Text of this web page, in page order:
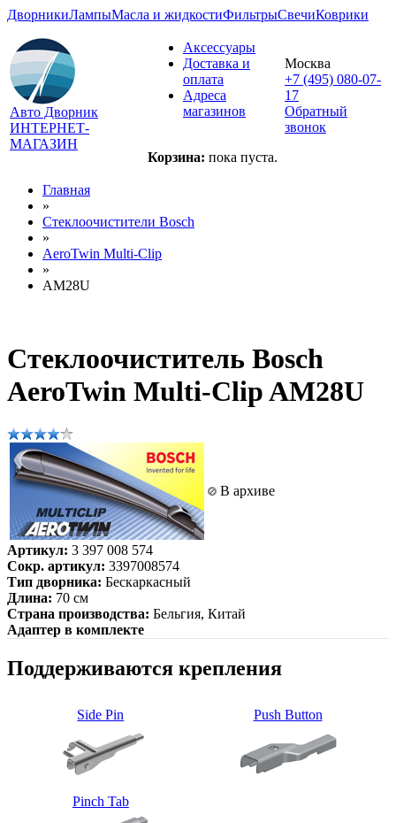
ДворникиЛампыМасла и жидкостиФильтрыСвечиКоврики
Авто Дворник
ИНТЕРНЕТ-
МАГАЗИН
Аксессуары
Доставка и
оплата
Адреса
магазинов
Корзина: пока пуста.
Москва
+7 (495) 080-07-
17
Обратный
звонок
Главная
»
Стеклоочистители Bosch
»
AeroTwin Multi-Clip
»
AM28U
Стеклоочиститель Bosch
AeroTwin Multi-Clip AM28U
В архиве
Артикул: 3 397 008 574
Сокр. артикул: 3397008574
Тип дворника: Бескаркасный
Длина: 70 см
Страна производства: Бельгия, Китай
Адаптер в комплекте
Поддерживаются крепления
Side Pin Push Button
Pinch Tab